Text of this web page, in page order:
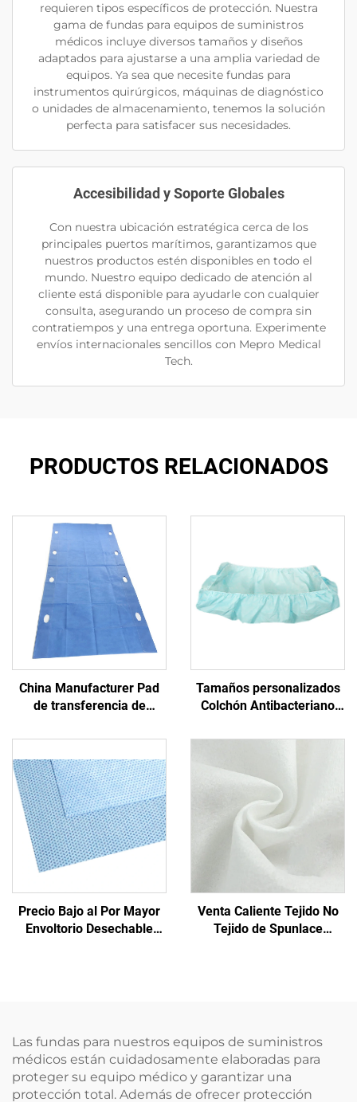
requieren tipos específicos de protección. Nuestra
gama de fundas para equipos de suministros
médicos incluye diversos tamaños y diseños
adaptados para ajustarse a una amplia variedad de
equipos. Ya sea que necesite fundas para
instrumentos quirúrgicos, máquinas de diagnóstico
o unidades de almacenamiento, tenemos la solución
perfecta para satisfacer sus necesidades.
Accesibilidad y Soporte Globales
Con nuestra ubicación estratégica cerca de los
principales puertos marítimos, garantizamos que
nuestros productos estén disponibles en todo el
mundo. Nuestro equipo dedicado de atención al
cliente está disponible para ayudarle con cualquier
consulta, asegurando un proceso de compra sin
contratiempos y una entrega oportuna. Experimente
envíos internacionales sencillos con Mepro Medical
Tech.
PRODUCTOS RELACIONADOS
China Manufacturer Pad
de transferencia de
transferencia desechable
con mango
Tamaños personalizados
Colchón Antibacteriano
Ajustado PP+PE No Tejido
Hospital
Precio Bajo al Por Mayor
Envoltorio Desechable
Venta Caliente Tejido No
Tejido de Spunlace
Las fundas para nuestros equipos de suministros
médicos están cuidadosamente elaboradas para
proteger su equipo médico y garantizar una
protección total. Además de ofrecer protección